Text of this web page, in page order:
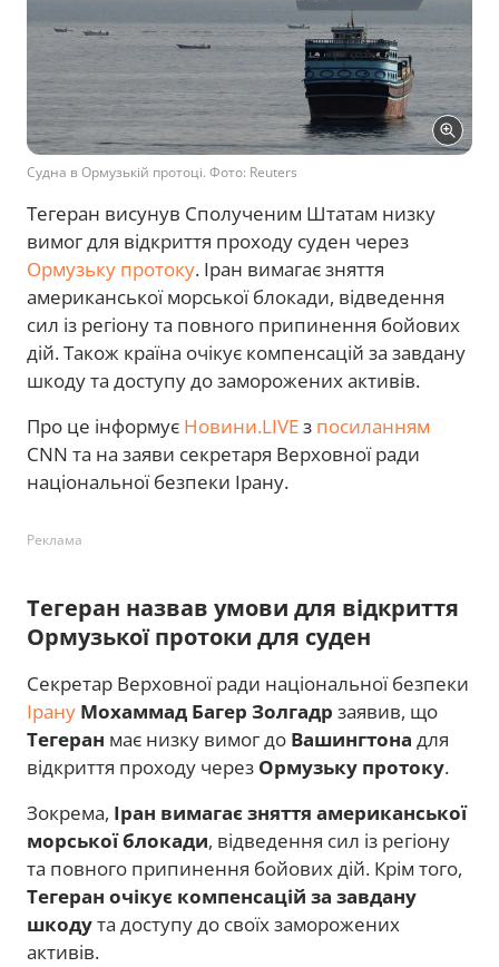
Судна в Ормузькій протоці. Фото: Reuters
Тегеран висунув Сполученим Штатам низку
вимог для відкриття проходу суден через
Ормузьку протоку. Іран вимагає зняття
американської морської блокади, відведення
сил із регіону та повного припинення бойових
дій. Також країна очікує компенсацій за завдану
шкоду та доступу до заморожених активів.
Про це інформує Новини.LIVEз посиланням
CNN та на заяви секретаря Верховної ради
національної безпеки Ірану.
Реклама
Тегеран назвав умови для відкриття
Ормузької протоки для суден
Секретар Верховної ради національної безпеки
Ірану Мохаммад Багер Золгадр заявив, що
Тегеран має низку вимог до Вашингтона для
відкриття проходу через Ормузьку протоку.
Зокрема, Іран вимагає зняття американської
морської блокади, відведення сил із регіону
та повного припинення бойових дій. Крім того,
Тегеран очікує компенсацій за завдану
шкодута доступу до своїх заморожених
активів.